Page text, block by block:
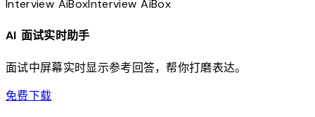
Interview AiBoxInterviewAiBox
AI 面试实时助手
面试中屏幕实时显示参考回答，帮你打磨表达。
免费下载download